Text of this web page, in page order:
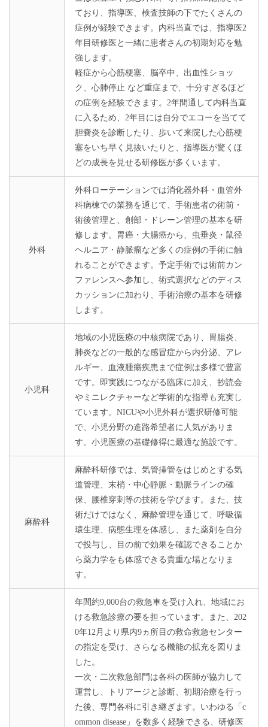
ており、指導医、検査技師の下でたくさんの
症例が経験できます。内科当直では、指導医2
年目研修医と一緒に患者さんの初期対応を勉
強します。
軽症から心筋梗塞、脳卒中、出血性ショッ
ク、心肺停止 など重症まで、十分すぎるほど
の症例を経験できます。2年間通して内科当直
に入るため、2年目には自分でエコーを当てて
胆嚢炎を診断したり、歩いて来院した心筋梗
塞をいち早く見抜いたりと、指導医が驚くほ
どの成長を見せる研修医が多くいます。
外科
外科ローテーションでは消化器外科・血管外
科病棟での業務を通じて、手術患者の術前・
術後管理と、創部・ドレーン管理の基本を研
修します。胃癌・大腸癌から、虫垂炎・鼠径
ヘルニア・静脈瘤など多くの症例の手術に触
れることができます。予定手術では術前カン
ファレンスへ参加し、術式選択などのディス
カッションに加わり、手術治療の基本を研修
します。
小児科
地域の小児医療の中核病院であり、胃腸炎、
肺炎などの一般的な感冒症から内分泌、アレ
ルギー、血液腫瘍疾患まで症例は多様で豊富
です。即実践につながる臨床に加え、抄読会
やミニレクチャーなど学術的な指導も充実し
ています。NICUや小児外科が選択研修可能
で、小児分野の進路希望者に人気がありま
す。小児医療の基礎修得に最適な施設です。
麻酔科
麻酔科研修では、気管挿管をはじめとする気
道管理、末梢・中心静脈・動脈ラインの確
保、腰椎穿刺等の技術を学びます。また、技
術だけではなく、麻酔管理を通じて、呼吸循
環生理、病態生理を体感し、また薬剤を自分
で投与し、目の前で効果を確認できることか
ら薬力学をも体感できる貴重な場となりま
す。
年間約9,000台の救急車を受け入れ、地域にお
ける救急診療の要を担っています。また、202
0年12月より県内9ヵ所目の救命救急センター
の指定を受け、さらなる機能の拡充を図りま
した。
一次・二次救急部門は各科の医師が協力して
運営し、トリアージと診断、初期治療を行っ
た後、専門各科に引き継ぎます。いわゆる「c
ommon disease」を数多く経験できる、研修医